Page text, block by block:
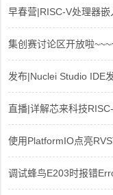
早春营|RISC-V处理器嵌
集创赛讨论区开放啦
发布|Nuclei Studio IDE
直播|详解芯来科技
使用PlatformIO点亮
调试蜂鸟E203时报错